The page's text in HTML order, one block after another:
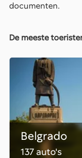
documenten.
De meeste
Belgrado
137 auto's